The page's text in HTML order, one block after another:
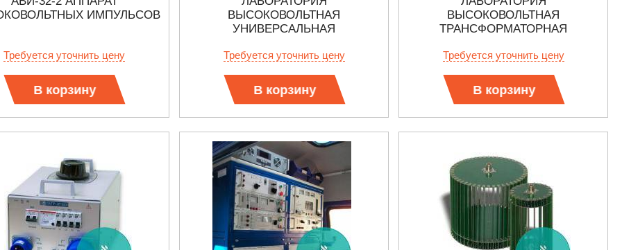
ИМПУЛЬСОВ
Требуется уточнить цену
В корзину
ВЫСОКОВОЛЬТНАЯ
УНИВЕРСАЛЬНАЯ
Требуется уточнить цену
В корзину
ВЫСОКОВОЛЬТНАЯ
ТРАНСФОРМАТОРНАЯ
Требуется уточнить цену
В корзину